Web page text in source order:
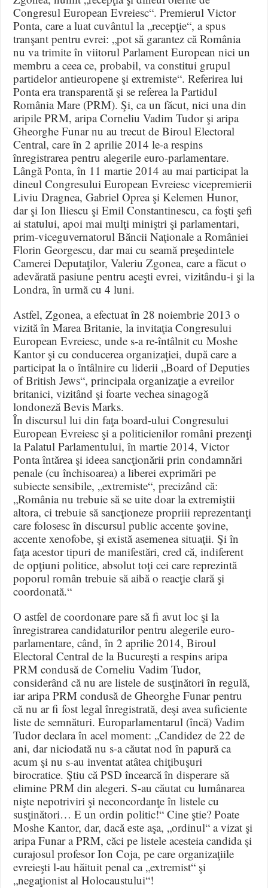
Congresul European Evreiesc“. Premierul Victor
Ponta, care a luat cuvântul la „recepţie“, a spus
tranşant pentru evrei: „pot să garantez că România
nu va trimite în viitorul Parlament European nici un
membru a ceea ce, probabil, va constitui grupul
partidelor antieuropene şi extremiste“. Referirea lui
Ponta era transparentă şi se referea la Partidul
România Mare (PRM). Şi, ca un făcut, nici una din
aripile PRM, aripa Corneliu Vadim Tudor şi aripa
Gheorghe Funar nu au trecut de Biroul Electoral
Central, care în 2 aprilie 2014 le-a respins
înregistrarea pentru alegerile euro-parlamentare.
Lângă Ponta, în 11 martie 2014 au mai participat la
dineul Congresului European Evreiesc vicepremierii
Liviu Dragnea, Gabriel Oprea şi Kelemen Hunor,
dar şi Ion Iliescu şi Emil Constantinescu, ca foşti şefi
ai statului, apoi mai mulţi miniştri şi parlamentari,
prim-viceguvernatorul Băncii Naţionale a României
Florin Georgescu, dar mai cu seamă preşedintele
Camerei Deputaţilor, Valeriu Zgonea, care a făcut o
adevărată pasiune pentru aceşti evrei, vizitându-i şi la
Londra, în urmă cu 4 luni.
Astfel, Zgonea, a efectuat în 28 noiembrie 2013 o
vizită în Marea Britanie, la invitaţia Congresului
European Evreiesc, unde s-a re-întâlnit cu Moshe
Kantor şi cu conducerea organizaţiei, după care a
participat la o întâlnire cu liderii „Board of Deputies
of British Jews“, principala organizaţie a evreilor
britanici, vizitând şi foarte vechea sinagogă
londoneză Bevis Marks.
În discursul lui din faţa board-ului Congresului
European Evreiesc şi a politicienilor români prezenţi
la Palatul Parlamentului, în martie 2014, Victor
Ponta întărea şi ideea sancţionării prin condamnări
penale (cu închisoarea) a liberei exprimări pe
subiecte sensibile, „extremiste“, precizând că:
„România nu trebuie să se uite doar la extremiştii
altora, ci trebuie să sancţioneze propriii reprezentanţi
care folosesc în discursul public accente şovine,
accente xenofobe, şi există asemenea situaţii. Şi în
faţa acestor tipuri de manifestări, cred că, indiferent
de opţiuni politice, absolut toţi cei care reprezintă
poporul român trebuie să aibă o reacţie clară şi
coordonată.“
O astfel de coordonare pare să fi avut loc şi la
înregistrarea candidaturilor pentru alegerile euro-
parlamentare, când, în 2 aprilie 2014, Biroul
Electoral Central de la Bucureşti a respins aripa
PRM condusă de Corneliu Vadim Tudor,
considerând că nu are listele de susţinători în regulă,
iar aripa PRM condusă de Gheorghe Funar pentru
că nu ar fi fost legal înregistrată, deşi avea suficiente
liste de semnături. Europarlamentarul (încă) Vadim
Tudor declara în acel moment: „Candidez de 22 de
ani, dar niciodată nu s-a căutat nod în papură ca
acum şi nu s-au inventat atâtea chiţibuşuri
birocratice. Ştiu că PSD încearcă în disperare să
elimine PRM din alegeri. S-au căutat cu lumânarea
nişte nepotriviri şi neconcordanţe în listele cu
susţinători… E un ordin politic!“ Cine ştie? Poate
Moshe Kantor, dar, dacă este aşa, „ordinul“ a vizat şi
aripa Funar a PRM, căci pe listele acesteia candida şi
curajosul profesor Ion Coja, pe care organizaţiile
evreieşti l-au hăituit penal ca „extremist“ şi
„negaţionist al Holocaustului“!